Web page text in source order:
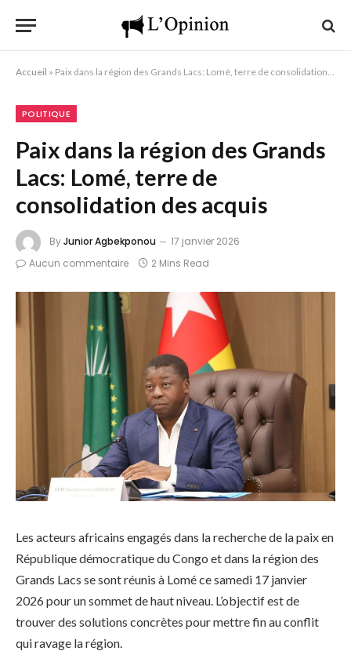
Accueil » Paix dans la région des Grands Lacs: Lomé, terre de consolidation des acquis
POLITIQUE
Paix dans la région des Grands
Lacs: Lomé, terre de
consolidation des acquis
ByJunior Agbekponou
17 janvier 2026
Aucun commentaire
2 Mins Read
Les acteurs africains engagés dans la recherche de la paix en
République démocratique du Congo et dans la région des
Grands Lacs se sont réunis à Lomé ce samedi 17 janvier
2026 pour un sommet de haut niveau. L’objectif est de
trouver des solutions concrètes pour mettre fin au conflit
qui ravage la région.